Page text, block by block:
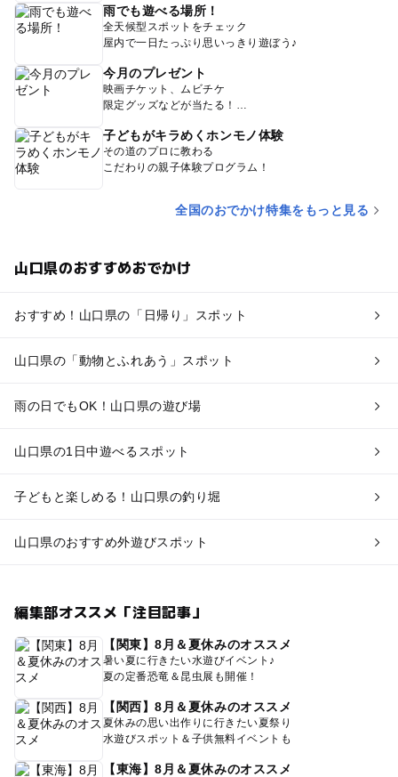
雨でも遊べる場所！
全天候型スポットをチェック
屋内で一日たっぷり思いっきり遊ぼう♪
今月のプレゼント
映画チケット、ムビチケ
限定グッズなどが当たる！
子どもがキラめくホンモノ体験
その道のプロに教わる
こだわりの親子体験プログラム！
全国のおでかけ特集をもっと見る
山口県のおすすめおでかけ
おすすめ！山口県の「日帰り」スポット
山口県の「動物とふれあう」スポット
雨の日でもOK！山口県の遊び場
山口県の1日中遊べるスポット
子どもと楽しめる！山口県の釣り堀
山口県のおすすめ外遊びスポット
編集部オススメ「注目記事」
【関東】8月＆夏休みのオススメ
暑い夏に行きたい水遊びイベント♪
夏の定番恐竜＆昆虫展も開催！
【関西】8月＆夏休みのオススメ
夏休みの思い出作りに行きたい夏祭り
水遊びスポット＆子供無料イベントも
【東海】8月＆夏休みのオススメ